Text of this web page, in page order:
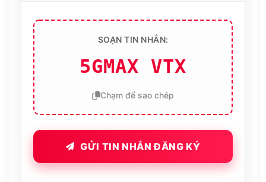
SOẠN TIN NHẮN:
5GMAX VTX
Chạm để sao chép
GỬI TIN NHẮN ĐĂNG KÝ